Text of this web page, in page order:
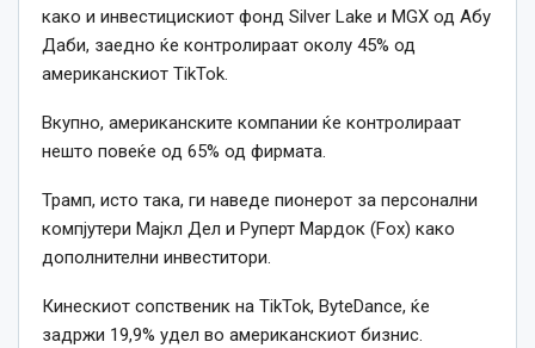
како и инвестицискиот фонд Silver Lake и MGX од Абу
Даби, заедно ќе контролираат околу 45% од
американскиот TikTok.
Вкупно, американските компании ќе контролираат
нешто повеќе од 65% од фирмата.
Трамп, исто така, ги наведе пионерот за персонални
компјутери Мајкл Дел и Руперт Мардок (Fox) како
дополнителни инвеститори.
Кинескиот сопственик на TikTok, ByteDance, ќе
задржи 19,9% удел во американскиот бизнис.